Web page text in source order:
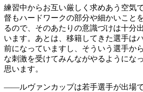
練習中からお互い厳しく求めあう空気
督もハードワークの部分や細かいこと
るので、そのあたりの意識づけは十分
います。あとは、移籍してきた選手は
前になっていますし、そういう選手か
な刺激を受けてみんながやるようにな
思います。
――ルヴァンカップは若手選手が出場